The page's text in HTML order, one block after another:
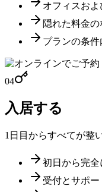
オフィスお
隠れた料金
プランの条
04
入居する
1日目からすべてが整
初日から完
受付とサポ